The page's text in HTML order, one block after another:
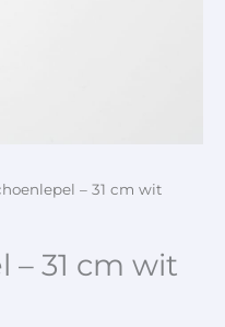
– 31 cm wit
– 31 cm wit